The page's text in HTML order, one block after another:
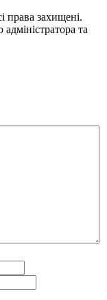
права захищені.
та